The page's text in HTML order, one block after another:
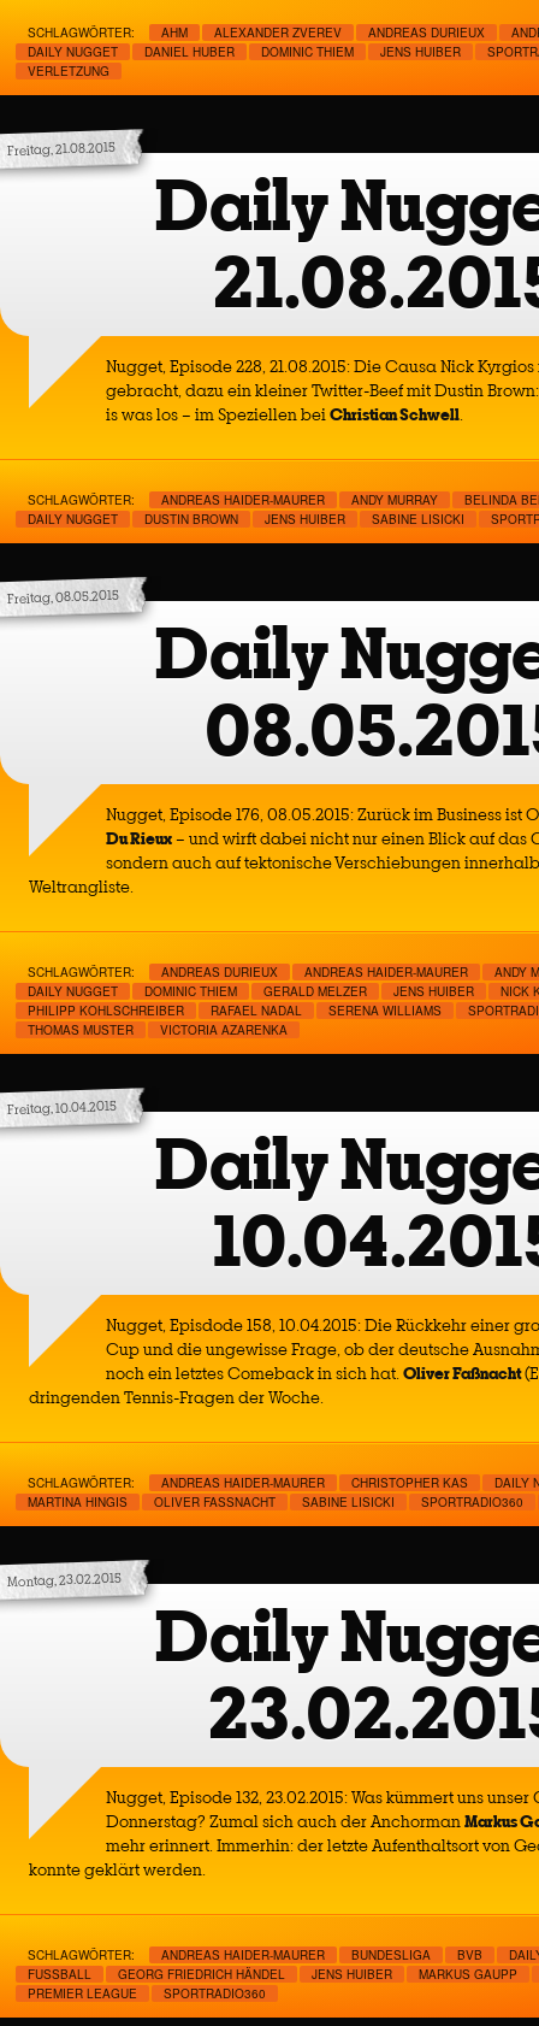
SCHLAGWÖRTER: AHM ALEXANDER ZVEREV ANDREAS DURIEUX
DAILY NUGGET
DANIEL HUBER DOMINIC THIEM JENS HUIBER
VERLETZUNG
Freitag, 21.08.2015
Daily
Nugget, Episode 228, 21.08.2015: Die Causa Nick
gebracht, dazu ein kleiner Twitter-Beef mit Dustin
is was los – im Speziellen beiChristian Schwell.
SCHLAGWÖRTER: ANDREAS HAIDER-MAURER ANDY MURRAY
BELINDA
DAILY NUGGET
DUSTIN BROWN JENS HUIBER SABINE LISICKI
Freitag, 08.05.2015
Daily
Nugget, Episode 176, 08.05.2015: Zurück im Business ist
Du Rieux– und wirft dabei nicht nur einen Blick auf das
sondern auch auf tektonische Verschiebungen
Weltrangliste.
SCHLAGWÖRTER: ANDREAS DURIEUX ANDREAS HAIDER-MAURER
ANDY
DAILY NUGGET
DOMINIC THIEM GERALD MELZER JENS HUIBER
NICK
PHILIPP KOHLSCHREIBER
RAFAEL NADAL SERENA WILLIAMS
THOMAS MUSTER
VICTORIA AZARENKA
Freitag, 10.04.2015
Daily
Nugget, Episdode 158, 10.04.2015: Die Rückkehr einer
Cup und die ungewisse Frage, ob der deutsche
noch ein letztes Comeback in sich hat.Oliver Faßnacht
dringenden Tennis-Fragen der Woche.
SCHLAGWÖRTER: ANDREAS HAIDER-MAURER CHRISTOPHER KAS
DAILY
MARTINA HINGIS
OLIVER FASSNACHT SABINE LISICKI SPORTRADIO360
Montag, 23.02.2015
Daily
Nugget, Episode 132, 23.02.2015: Was kümmert uns
Donnerstag? Zumal sich auch der AnchormanMarkus
mehr erinnert. Immerhin: der letzte Aufenthaltsort von
konnte geklärt werden.
SCHLAGWÖRTER: ANDREAS HAIDER-MAURER BUNDESLIGA BVB
FUSSBALL
GEORG FRIEDRICH HÄNDEL JENS HUIBER
MARKUS GAUPP
PREMIER LEAGUE
SPORTRADIO360